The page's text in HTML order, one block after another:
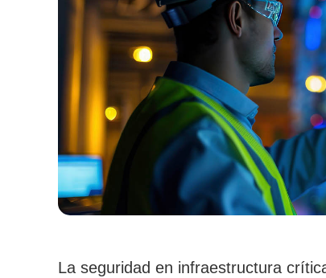
La seguridad en infraestructura